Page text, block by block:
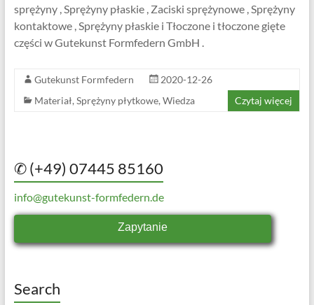
sprężyny , Sprężyny płaskie , Zaciski sprężynowe , Sprężyny
kontaktowe , Sprężyny płaskie i Tłoczone i tłoczone gięte
części w Gutekunst Formfedern GmbH .
Gutekunst Formfedern
2020-12-26
Materiał, Sprężyny płytkowe, Wiedza Czytaj więcej
✆ (+49) 07445 85160
info@gutekunst-formfedern.de
Zapytanie
Search